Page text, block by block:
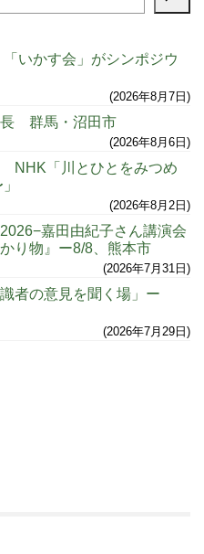
いかす会」がシンポジウ
2026年8月7日
長 群馬・沼田市
2026年8月6日
NHK「川とひとをみつめ
2026年8月2日
嘉田由紀子さん講演会
り物』ー8/8、熊本市
2026年7月31日
者の意見を聞く場」ー
2026年7月29日